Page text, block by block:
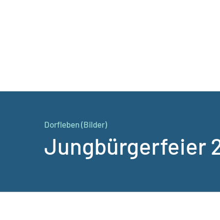
Dorfleben (Bilder)
Jungbürgerfeier